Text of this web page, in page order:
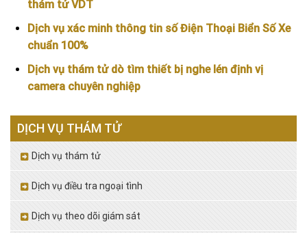
thám tử VDT
Dịch vụ xác minh thông tin số Điện Thoại Biển Số Xe
chuẩn 100%
Dịch vụ thám tử dò tìm thiết bị nghe lén định vị
camera chuyên nghiệp
DỊCH VỤ THÁM TỬ
Dịch vụ thám tử
Dịch vụ điều tra ngoại tình
Dịch vụ theo dõi giám sát